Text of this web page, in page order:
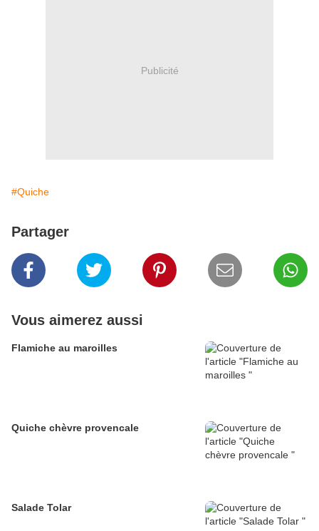
Publicité
#Quiche
Partager
Vous aimerez aussi
Flamiche au maroilles
Quiche chèvre provencale
Salade Tolar